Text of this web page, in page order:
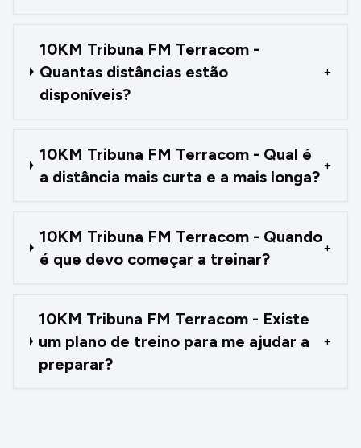
10KM Tribuna FM Terracom -
Quantas distâncias estão
disponíveis?
+
10KM Tribuna FM Terracom - Qual é
a distância mais curta e a mais longa?
+
10KM Tribuna FM Terracom - Quando
é que devo começar a treinar?
+
10KM Tribuna FM Terracom - Existe
um plano de treino para me ajudar a
preparar?
+